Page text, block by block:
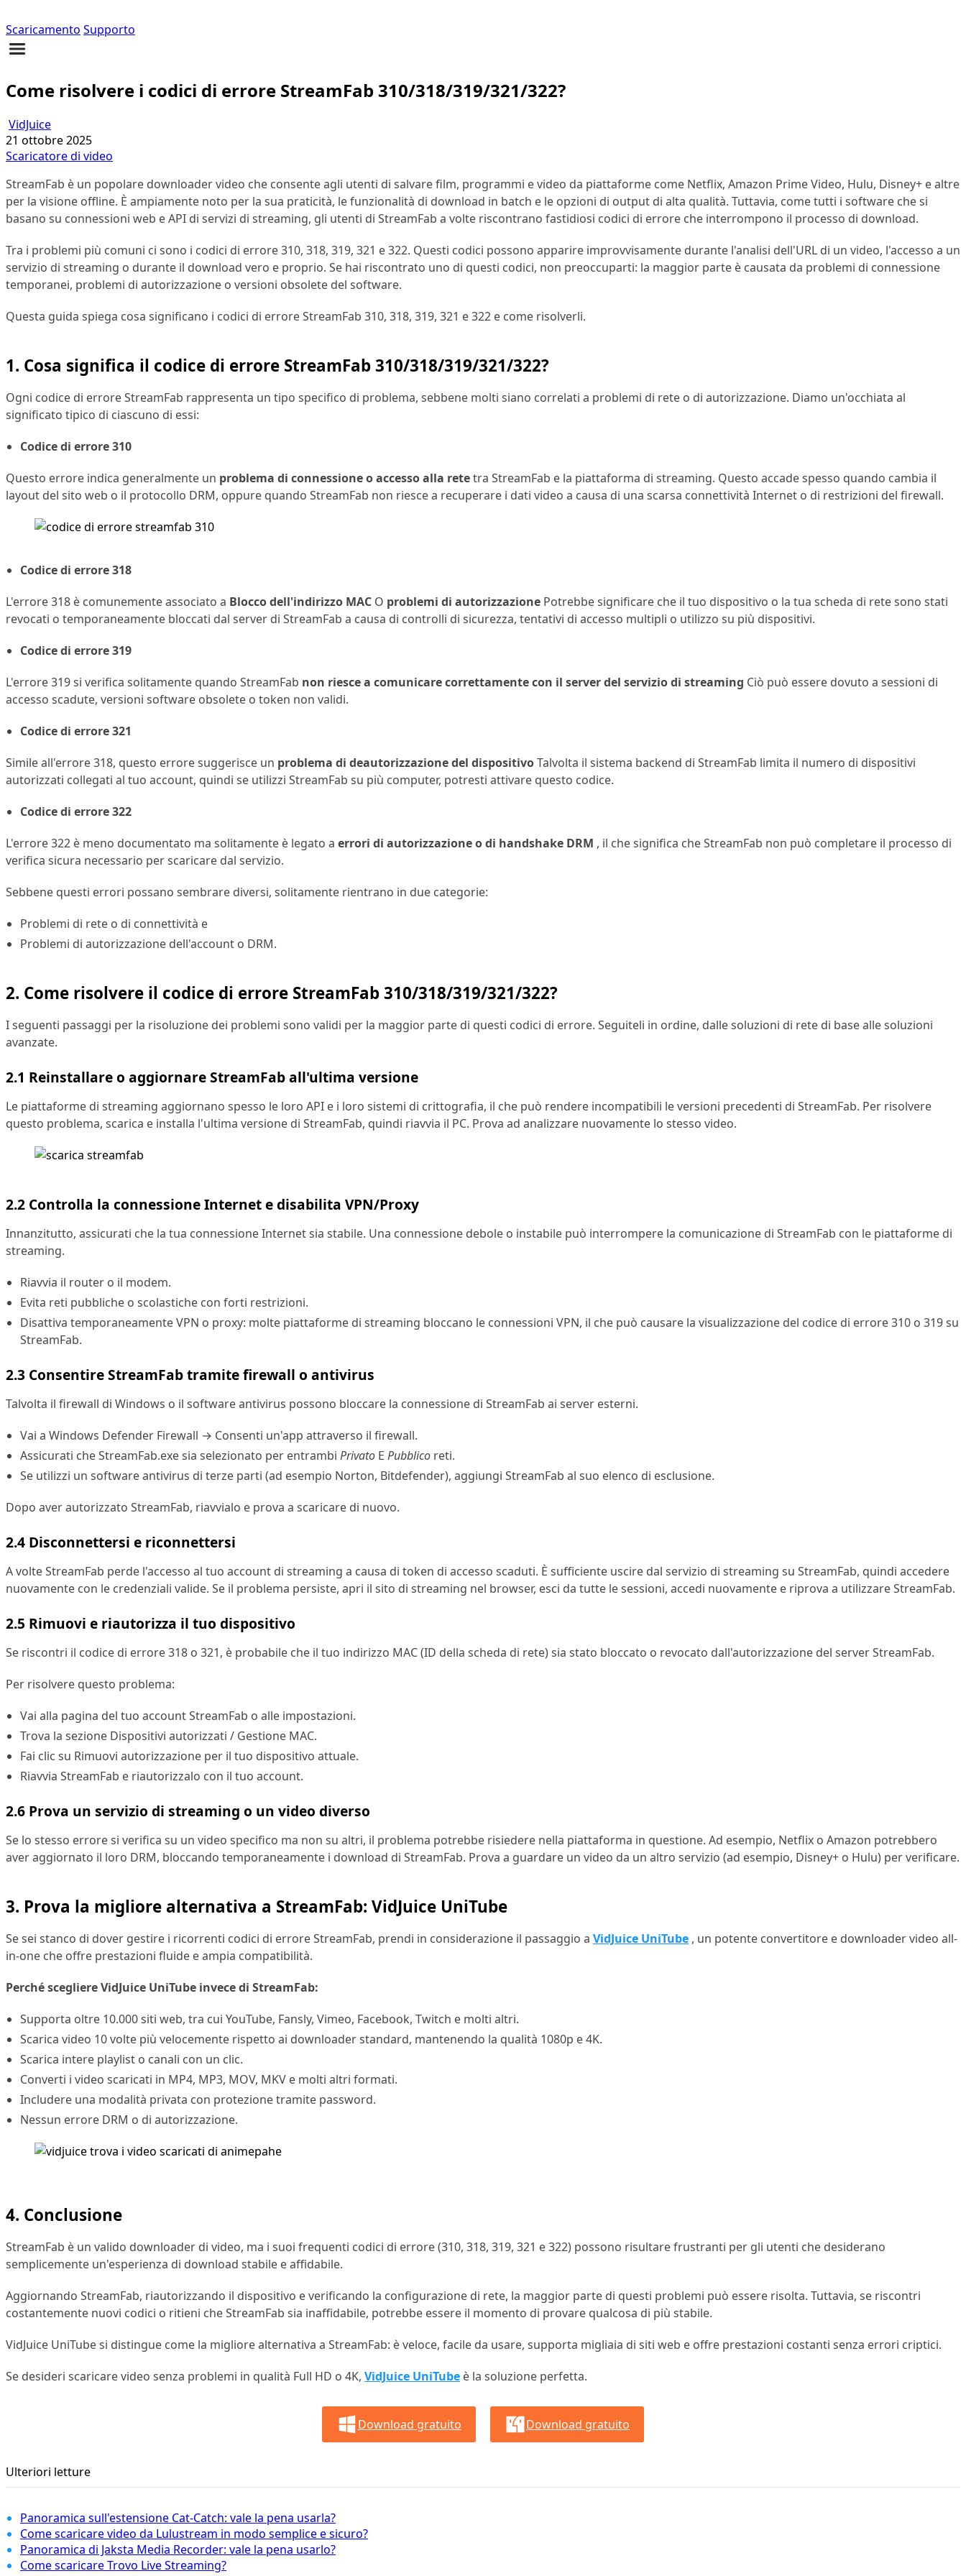
Scaricamento Supporto
Come risolvere i codici di errore StreamFab 310/318/319/321/322?
VidJuice
21 ottobre 2025
Scaricatore di video
StreamFab è un popolare downloader video che consente agli utenti di salvare film, programmi e video da piattaforme come Netflix, Amazon Prime Video, Hulu, Disney+ e altre
per la visione offline. È ampiamente noto per la sua praticità, le funzionalità di download in batch e le opzioni di output di alta qualità. Tuttavia, come tutti i software che si
basano su connessioni web e API di servizi di streaming, gli utenti di StreamFab a volte riscontrano fastidiosi codici di errore che interrompono il processo di download.
Tra i problemi più comuni ci sono i codici di errore 310, 318, 319, 321 e 322. Questi codici possono apparire improvvisamente durante l'analisi dell'URL di un video, l'accesso a un
servizio di streaming o durante il download vero e proprio. Se hai riscontrato uno di questi codici, non preoccuparti: la maggior parte è causata da problemi di connessione
temporanei, problemi di autorizzazione o versioni obsolete del software.
Questa guida spiega cosa significano i codici di errore StreamFab 310, 318, 319, 321 e 322 e come risolverli.
1. Cosa significa il codice di errore StreamFab 310/318/319/321/322?
Ogni codice di errore StreamFab rappresenta un tipo specifico di problema, sebbene molti siano correlati a problemi di rete o di autorizzazione. Diamo un'occhiata al
significato tipico di ciascuno di essi:
Codice di errore 310
Questo errore indica generalmente un problema di connessione o accesso alla retetra StreamFab e la piattaforma di streaming. Questo accade spesso quando cambia il
layout del sito web o il protocollo DRM, oppure quando StreamFab non riesce a recuperare i dati video a causa di una scarsa connettività Internet o di restrizioni del firewall.
Codice di errore 318
L'errore 318 è comunemente associato a Blocco dell'indirizzo MAC O problemi di autorizzazione Potrebbe significare che il tuo dispositivo o la tua scheda di rete sono stati
revocati o temporaneamente bloccati dal server di StreamFab a causa di controlli di sicurezza, tentativi di accesso multipli o utilizzo su più dispositivi.
Codice di errore 319
L'errore 319 si verifica solitamente quando StreamFab non riesce a comunicare correttamente con il server del servizio di streaming Ciò può essere dovuto a sessioni di
accesso scadute, versioni software obsolete o token non validi.
Codice di errore 321
Simile all'errore 318, questo errore suggerisce un problema di deautorizzazione del dispositivoTalvolta il sistema backend di StreamFab limita il numero di dispositivi
autorizzati collegati al tuo account, quindi se utilizzi StreamFab su più computer, potresti attivare questo codice.
Codice di errore 322
L'errore 322 è meno documentato ma solitamente è legato a errori di autorizzazione o di handshake DRM , il che significa che StreamFab non può completare il processo di
verifica sicura necessario per scaricare dal servizio.
Sebbene questi errori possano sembrare diversi, solitamente rientrano in due categorie:
Problemi di rete o di connettività e
Problemi di autorizzazione dell'account o DRM.
2. Come risolvere il codice di errore StreamFab 310/318/319/321/322?
I seguenti passaggi per la risoluzione dei problemi sono validi per la maggior parte di questi codici di errore. Seguiteli in ordine, dalle soluzioni di rete di base alle soluzioni
avanzate.
2.1 Reinstallare o aggiornare StreamFab all'ultima versione
Le piattaforme di streaming aggiornano spesso le loro API e i loro sistemi di crittografia, il che può rendere incompatibili le versioni precedenti di StreamFab. Per risolvere
questo problema, scarica e installa l'ultima versione di StreamFab, quindi riavvia il PC. Prova ad analizzare nuovamente lo stesso video.
2.2 Controlla la connessione Internet e disabilita VPN/Proxy
Innanzitutto, assicurati che la tua connessione Internet sia stabile. Una connessione debole o instabile può interrompere la comunicazione di StreamFab con le piattaforme di
streaming.
Riavvia il router o il modem.
Evita reti pubbliche o scolastiche con forti restrizioni.
Disattiva temporaneamente VPN o proxy: molte piattaforme di streaming bloccano le connessioni VPN, il che può causare la visualizzazione del codice di errore 310 o 319 su
StreamFab.
2.3 Consentire StreamFab tramite firewall o antivirus
Talvolta il firewall di Windows o il software antivirus possono bloccare la connessione di StreamFab ai server esterni.
Vai a Windows Defender Firewall → Consenti un'app attraverso il firewall.
Assicurati che StreamFab.exe sia selezionato per entrambi Privato E Pubblico reti.
Se utilizzi un software antivirus di terze parti (ad esempio Norton, Bitdefender), aggiungi StreamFab al suo elenco di esclusione.
Dopo aver autorizzato StreamFab, riavvialo e prova a scaricare di nuovo.
2.4 Disconnettersi e riconnettersi
A volte StreamFab perde l'accesso al tuo account di streaming a causa di token di accesso scaduti. È sufficiente uscire dal servizio di streaming su StreamFab, quindi accedere
nuovamente con le credenziali valide. Se il problema persiste, apri il sito di streaming nel browser, esci da tutte le sessioni, accedi nuovamente e riprova a utilizzare StreamFab.
2.5 Rimuovi e riautorizza il tuo dispositivo
Se riscontri il codice di errore 318 o 321, è probabile che il tuo indirizzo MAC (ID della scheda di rete) sia stato bloccato o revocato dall'autorizzazione del server StreamFab.
Per risolvere questo problema:
Vai alla pagina del tuo account StreamFab o alle impostazioni.
Trova la sezione Dispositivi autorizzati / Gestione MAC.
Fai clic su Rimuovi autorizzazione per il tuo dispositivo attuale.
Riavvia StreamFab e riautorizzalo con il tuo account.
2.6 Prova un servizio di streaming o un video diverso
Se lo stesso errore si verifica su un video specifico ma non su altri, il problema potrebbe risiedere nella piattaforma in questione. Ad esempio, Netflix o Amazon potrebbero
aver aggiornato il loro DRM, bloccando temporaneamente i download di StreamFab. Prova a guardare un video da un altro servizio (ad esempio, Disney+ o Hulu) per verificare.
3. Prova la migliore alternativa a StreamFab: VidJuice UniTube
Se sei stanco di dover gestire i ricorrenti codici di errore StreamFab, prendi in considerazione il passaggio a VidJuice UniTube , un potente convertitore e downloader video all-
in-one che offre prestazioni fluide e ampia compatibilità.
Perché scegliere VidJuice UniTube invece di StreamFab:
Supporta oltre 10.000 siti web, tra cui YouTube, Fansly, Vimeo, Facebook, Twitch e molti altri.
Scarica video 10 volte più velocemente rispetto ai downloader standard, mantenendo la qualità 1080p e 4K.
Scarica intere playlist o canali con un clic.
Converti i video scaricati in MP4, MP3, MOV, MKV e molti altri formati.
Includere una modalità privata con protezione tramite password.
Nessun errore DRM o di autorizzazione.
4. Conclusione
StreamFab è un valido downloader di video, ma i suoi frequenti codici di errore (310, 318, 319, 321 e 322) possono risultare frustranti per gli utenti che desiderano
semplicemente un'esperienza di download stabile e affidabile.
Aggiornando StreamFab, riautorizzando il dispositivo e verificando la configurazione di rete, la maggior parte di questi problemi può essere risolta. Tuttavia, se riscontri
costantemente nuovi codici o ritieni che StreamFab sia inaffidabile, potrebbe essere il momento di provare qualcosa di più stabile.
VidJuice UniTube si distingue come la migliore alternativa a StreamFab: è veloce, facile da usare, supporta migliaia di siti web e offre prestazioni costanti senza errori criptici.
Se desideri scaricare video senza problemi in qualità Full HD o 4K, VidJuice UniTube è la soluzione perfetta.
Download gratuito Download gratuito
Ulteriori letture
Panoramica sull'estensione Cat-Catch: vale la pena usarla?
Come scaricare video da Lulustream in modo semplice e sicuro?
Panoramica di Jaksta Media Recorder: vale la pena usarlo?
Come scaricare Trovo Live Streaming?